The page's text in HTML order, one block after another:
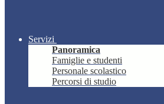
Servizi
Panoramica
Famiglie e studenti
Personale scolastico
Percorsi di studio